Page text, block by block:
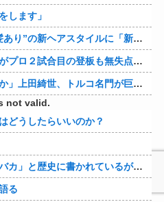
します」
タイルに「新鮮でたまらん」の声【画像】
板も無失点 ボスラーを三振に ピンチで抑えた
巨額の正式オファー！現地サポが騒然！【海外の反応】
not valid.
どうしたらいいのか？
るが今まで家が残っているんでバカではないよな？
る